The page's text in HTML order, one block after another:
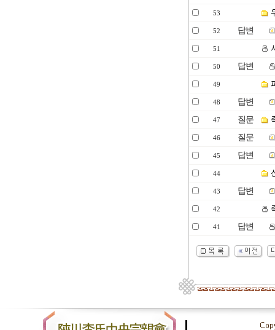
53
52 답변
51
50 답변
49
48 답변
47 질문
46 질문
45 답변
44
43 답변
42
41 답변